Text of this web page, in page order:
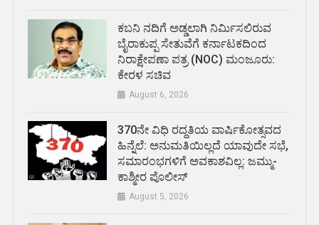
ಕಬನಿ ನದಿಗೆ ಅಡ್ಡಲಾಗಿ ನಿರ್ಮಿಸಲಿರುವ
ಬೈರಾಕುಪ್ಪ ಸೇತುವೆಗೆ ಕರ್ನಾಟಕದಿಂದ
ನಿರಾಕ್ಷೇಪಣಾ ಪತ್ರ (NOC) ಮಂಜೂರು:
ಕೇರಳ ಸಚಿವ
August 6, 2026
370ನೇ ವಿಧಿ ರದ್ದತಿಯ ವಾರ್ಷಿಕೋತ್ಸವದ
ಹಿನ್ನೆಲೆ: ಅನುಮತಿಯಿಲ್ಲದೆ ಯಾವುದೇ ಸಭೆ,
ಸಮಾರಂಭಗಳಿಗೆ ಅವಕಾಶವಿಲ್ಲ: ಜಮ್ಮು-
ಕಾಶ್ಮೀರ ಪೊಲೀಸ್
August 5, 2026